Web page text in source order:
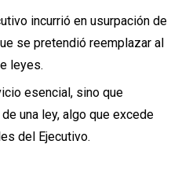
incurrió en usurpación de
se pretendió reemplazar al
leyes.
esencial, sino que
una ley, algo que excede
del Ejecutivo.